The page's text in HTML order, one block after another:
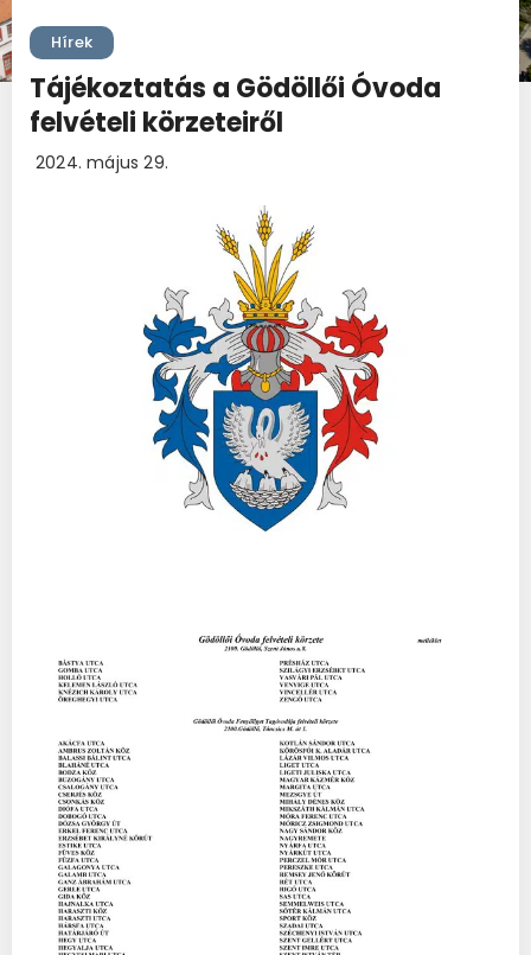
Hírek
Tájékoztatás a Gödöllői Óvoda
felvételi körzeteiről
2024. május 29.